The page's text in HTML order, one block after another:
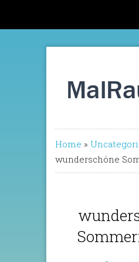
Home »
wunderschöne